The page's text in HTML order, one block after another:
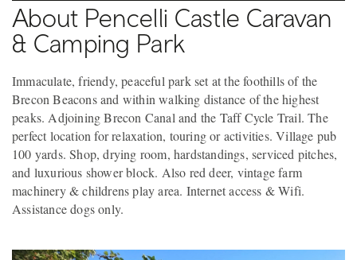
About Pencelli Castle Caravan
& Camping Park
Immaculate, friendy, peaceful park set at the foothills of the
Brecon Beacons and within walking distance of the highest
peaks. Adjoining Brecon Canal and the Taff Cycle Trail. The
perfect location for relaxation, touring or activities. Village pub
100 yards. Shop, drying room, hardstandings, serviced pitches,
and luxurious shower block. Also red deer, vintage farm
machinery & childrens play area. Internet access & Wifi.
Assistance dogs only.